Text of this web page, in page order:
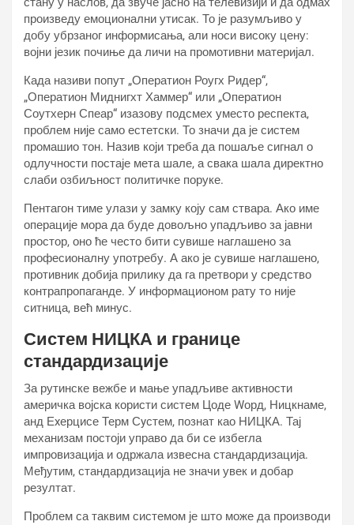
произведу емоционални утисак. То је разумљиво у
добу убрзаног информисања, али носи високу цену:
војни језик почиње да личи на промотивни материјал.
Када називи попут „Оператион Роугх Ридер“,
„Оператион Миднигхт Хаммер“ или „Оператион
Соутхерн Спеар“ изазову подсмех уместо респекта,
проблем није само естетски. То значи да је систем
промашио тон. Назив који треба да пошаље сигнал о
одлучности постаје мета шале, а свака шала директно
слаби озбиљност политичке поруке.
Пентагон тиме улази у замку коју сам ствара. Ако име
операције мора да буде довољно упадљиво за јавни
простор, оно ће често бити сувише наглашено за
професионалну употребу. А ако је сувише наглашено,
противник добија прилику да га претвори у средство
контрапропаганде. У информационом рату то није
ситница, већ минус.
Систем НИЦКА и границе
стандардизације
За рутинске вежбе и мање упадљиве активности
америчка војска користи систем Цоде Wорд, Ницкнаме,
анд Еxерцисе Терм Сyстем, познат као НИЦКА. Тај
механизам постоји управо да би се избегла
импровизација и одржала извесна стандардизација.
Међутим, стандардизација не значи увек и добар
резултат.
Проблем са таквим системом је што може да производи